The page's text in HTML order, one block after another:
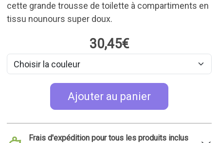
cette grande trousse de toilette à compartiments en
tissu nounours super doux.
30,45€
Ajouter au panier
Frais d'expédition pour tous les produits inclus